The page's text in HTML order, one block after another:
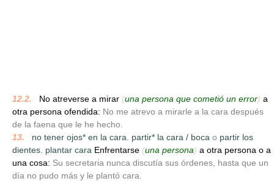
12.2. No atreverse a mirar (una persona que cometió un error) a
otra persona ofendida: No me atrevo a mirarle a la cara después
de la faena que le he hecho.
13.
no tener ojos* en la cara. partir* la cara / boca o partir los
dientes. plantar cara Enfrentarse (una persona) a otra persona o a
una cosa: Su secretaria nunca discutía sus órdenes, hasta que un
día no pudo más y le plantó cara.